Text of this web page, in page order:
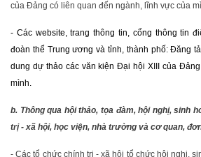
của Đảng có liên quan đến ngành, lĩnh vực của
- Các website, trang thông tin, cổng thông tin
đoàn thể Trung ương và tỉnh, thành phố: Đăng
dung dự thảo các văn kiện Đại hội XIII của
mình.
b. Thông qua hội thảo, tọa đàm, hội nghị, sinh
trị - xã hội, học viện, nhà trường và cơ quan,
- Các tổ chức chính trị - xã hội tổ chức hội nghị,